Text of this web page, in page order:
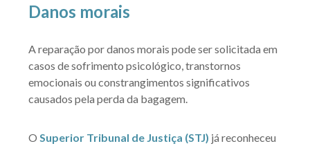
Danos morais
A reparação por danos morais pode ser solicitada em
casos de sofrimento psicológico, transtornos
emocionais ou constrangimentos significativos
causados pela perda da bagagem.
O Superior Tribunal de Justiça (STJ) já reconheceu